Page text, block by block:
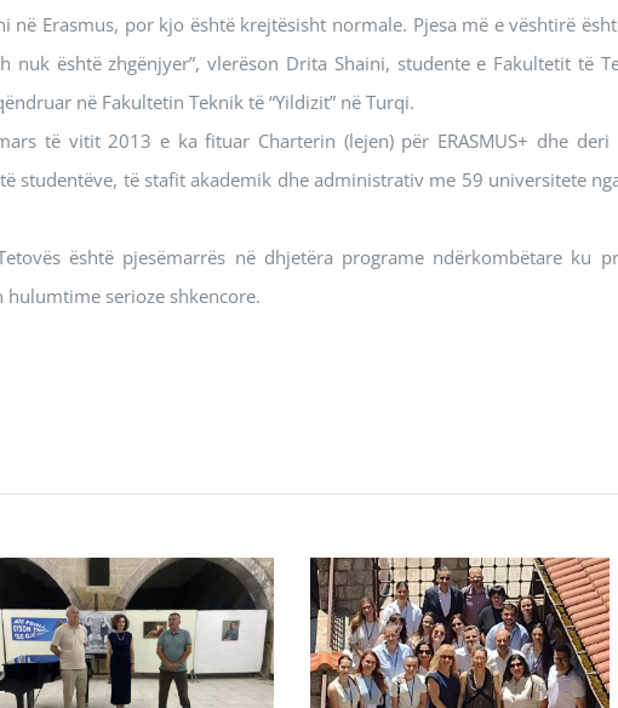
në Erasmus, por kjo është krejtësisht normale. Pjesa më e vështirë
nuk është zhgënjyer”, vlerëson Drita Shaini, studente e Fakultetit të
në Fakultetin Teknik të “Yildizit” në Turqi.
të vitit 2013 e ka fituar Charterin (lejen) për ERASMUS+ dhe
studentëve, të stafit akademik dhe administrativ me 59 universitete
është pjesëmarrës në dhjetëra programe ndërkombëtare ku
serioze shkencore.